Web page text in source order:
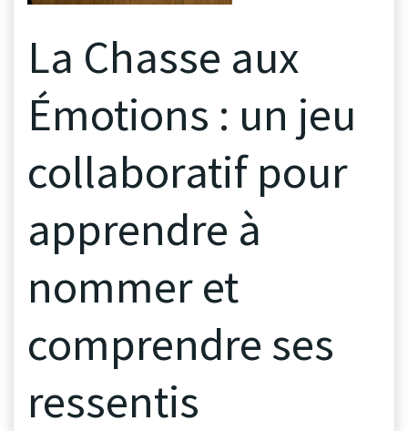
La Chasse aux
Émotions : un jeu
collaboratif pour
apprendre à
nommer et
comprendre ses
ressentis